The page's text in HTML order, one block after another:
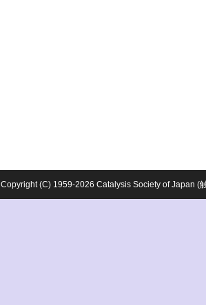
Copyright (C) 1959-2026 Catalysis Society of Japan (